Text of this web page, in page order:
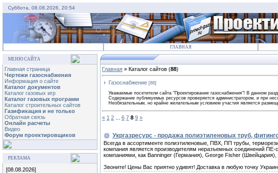
Суббота, 08.08.2026, 20:54
ГЛАВНАЯ
МЕНЮ САЙТА
Главная страница
Чертежи газоснабжения
Информация о сайте
Каталог документов
Каталог газовых игр
Каталог газовых программ
Каталог строительных сайтов
Газификация и не только
Обратная связь
Онлайн расчеты
Видео
Форум проектировщиков
РЕКЛАМА
[08.08.2026]
Главная » Каталог сайтов (88)
Газоснабжение [88]
Уважаемые посетители сайта "Проектирование газоснабжения"! В данном
Содержание публикуемых ресурсов проверяется администратором, и при
Необязательным, но крайне желательным условием участия является
« 1 2 6 7 8 9 »
Укргазресурс - продажа полиэтиленовых труб,
Всегда в ассортименте полиэтиленовые, ПВХ, ПП трубы,
компания является производителям неразъемных соединений
компаниями, как Banninger (Германия), George Fisher
Звоните! Цены Вас приятно удивят! Доставка в любую точку